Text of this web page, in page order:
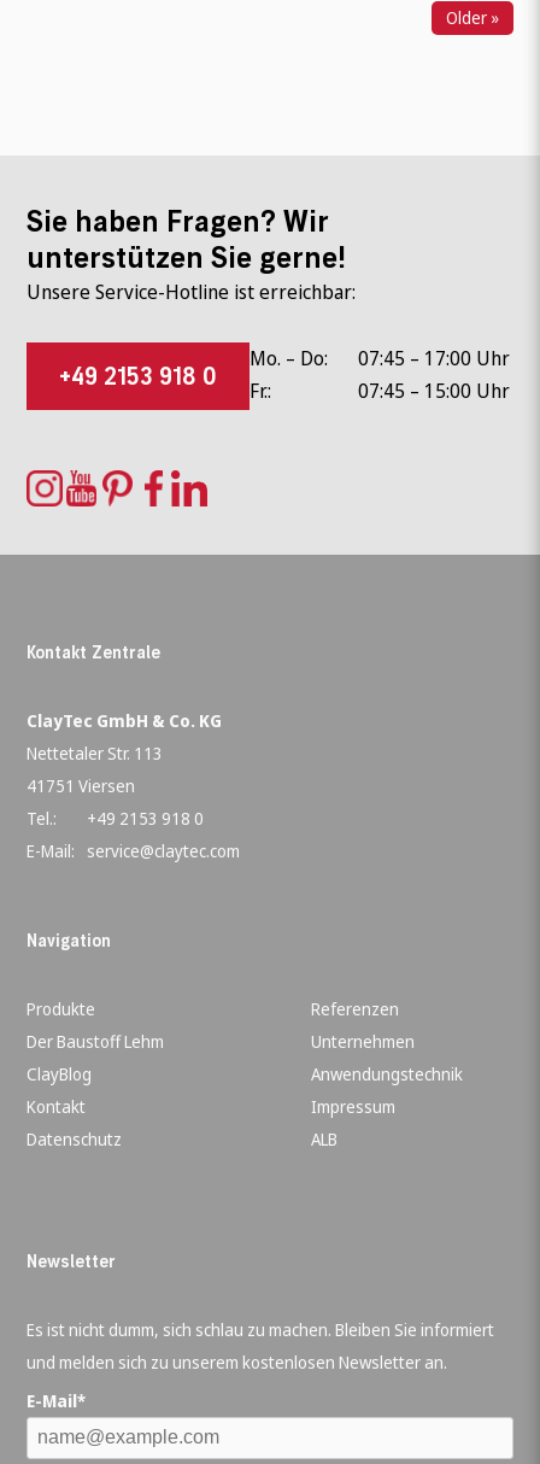
Older »
Sie haben Fragen? Wir
unterstützen Sie gerne!
Unsere Service-Hotline ist erreichbar:
+49 2153 918 0
Mo. – Do:
07:45 – 17:00 Uhr
Fr.:
07:45 – 15:00 Uhr
Kontakt Zentrale
ClayTec GmbH & Co. KG
Nettetaler Str. 113
41751 Viersen
Tel.:
+49 2153 918 0
E-Mail:
service@claytec.com
Navigation
Produkte
Referenzen
Der Baustoff Lehm
Unternehmen
ClayBlog
Anwendungstechnik
Kontakt
Impressum
Datenschutz
ALB
Newsletter
Es ist nicht dumm, sich schlau zu machen. Bleiben Sie informiert
und melden sich zu unserem kostenlosen Newsletter an.
E-Mail*